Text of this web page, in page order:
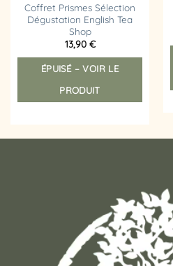
Coffret Prismes Sélection
Dégustation English Tea
Shop
13,90 €
ÉPUISÉ – VOIR LE
PRODUIT